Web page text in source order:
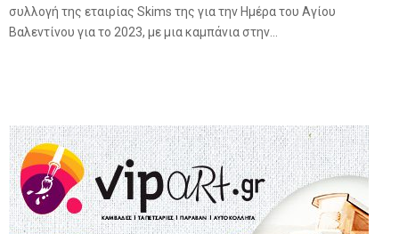
συλλογή της εταιρίας Skims της για την Ημέρα του Αγίου
Βαλεντίνου για το 2023, με μια καμπάνια στην...